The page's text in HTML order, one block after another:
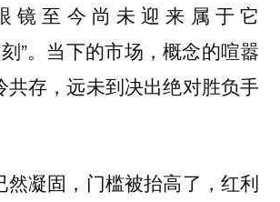
镜至今尚未迎来属于它
”。当下的市场，概念的喧嚣
共存，远未到决出绝对胜负手
然凝固，门槛被抬高了，红利